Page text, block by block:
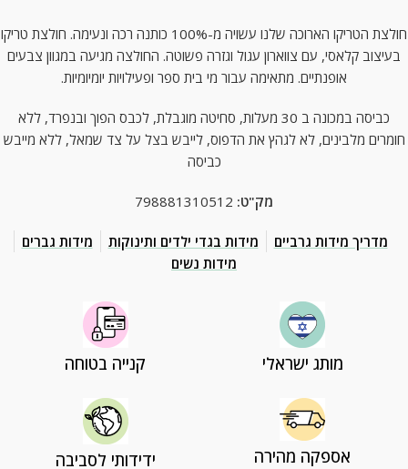
חולצת הטריקו הארוכה שלנו עשויה מ-100% כותנה רכה ונעימה. חולצת טריקו
בעיצוב קלאסי, עם צווארון עגול וגזרה פשוטה. החולצה מגיעה במגוון צבעים
אופנתיים. מתאימה עבור מי בית ספר ופעילויות יומיומיות.
כביסה במכונה ב 30 מעלות, סחיטה מוגבלת, לכבס הפוך ובנפרד, ללא
חומרים מלבינים, לא לגהץ את הדפוס, לייבש בצל על צד שמאל, ללא מייבש
כביסה
מק"ט: 798881310512
מדריך מידות גרביים מידות בגדי ילדים ותינוקות
מידות גברים
מידות נשים
מותג ישראלי קנייה בטוחה
אספקה מהירה ידידותי לסביבה